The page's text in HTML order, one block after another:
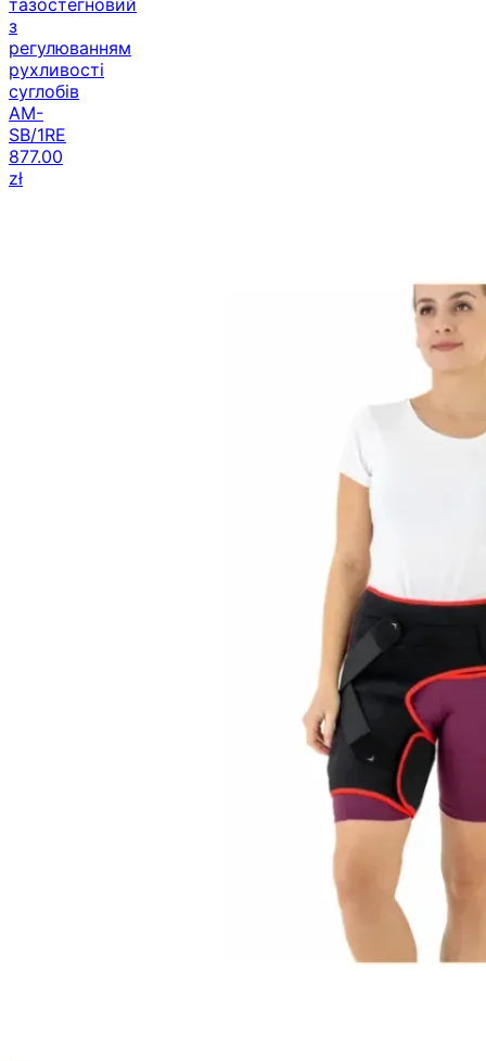
тазостегновий
з
регулюванням
рухливості
суглобів
AM-
SB/1RE
877.00
zł